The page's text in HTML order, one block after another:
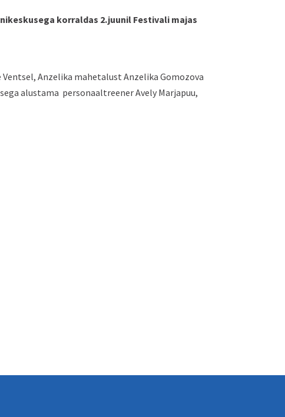
korraldas 2.juunil Festivali majas
Anzelika mahetalust Anzelika Gomozova
alustama personaaltreener Avely Marjapuu,